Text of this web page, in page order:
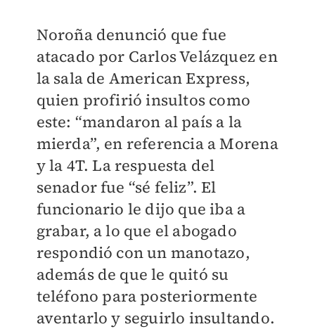
Noroña denunció que fue
atacado por Carlos Velázquez en
la sala de American Express,
quien profirió insultos como
este: “mandaron al país a la
mierda”, en referencia a Morena
y la 4T. La respuesta del
senador fue “sé feliz”. El
funcionario le dijo que iba a
grabar, a lo que el abogado
respondió con un manotazo,
además de que le quitó su
teléfono para posteriormente
aventarlo y seguirlo insultando.